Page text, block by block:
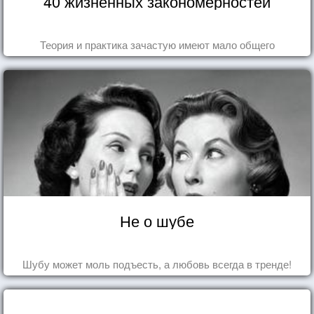
Теория и практика зачастую имеют мало общего
Не о шубе
Шубу может моль подъесть, а любовь всегда в тренде!